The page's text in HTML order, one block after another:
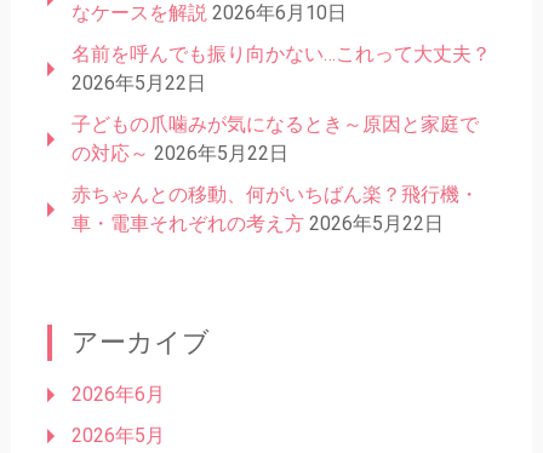
なケースを解説 2026年6月10日
名前を呼んでも振り向かない…これって大丈夫？
2026年5月22日
子どもの爪噛みが気になるとき～原因と家庭で
の対応～ 2026年5月22日
赤ちゃんとの移動、何がいちばん楽？飛行機・
車・電車それぞれの考え方 2026年5月22日
アーカイブ
2026年6月
2026年5月